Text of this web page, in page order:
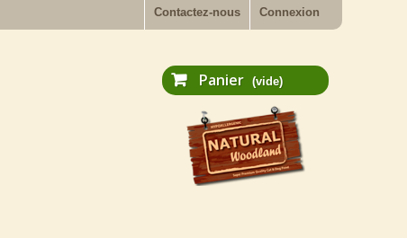
Connexion
Contactez-nous
Panier (vide)